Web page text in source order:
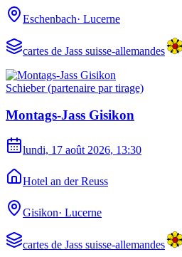
Eschenbach· Lucerne
cartes de Jass suisse-allemandes
Schieber (partenaire par tirage)
Montags-Jass Gisikon
lundi, 17 août 2026, 13:30
Hotel an der Reuss
Gisikon· Lucerne
cartes de Jass suisse-allemandes